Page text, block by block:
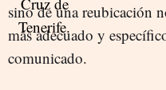
sino de una reubicación
más adecuado y
comunicado.